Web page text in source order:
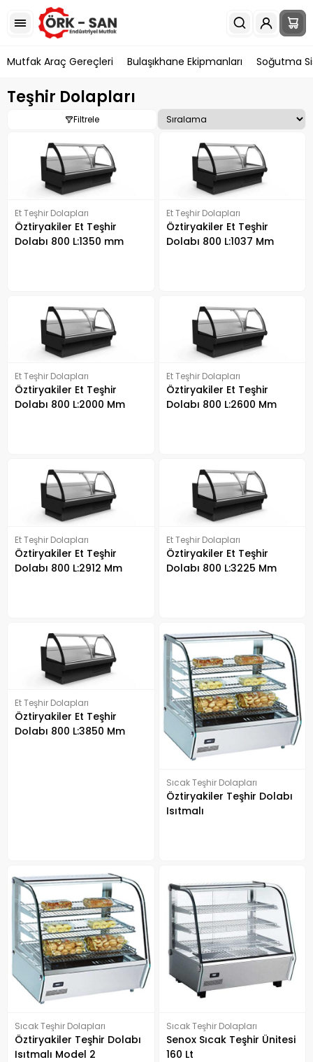
Mutfak Araç Gereçleri Bulaşıkhane Ekipmanları Soğutma
Teşhir Dolapları
Filtrele
Et Teşhir Dolapları
Öztiryakiler Et Teşhir
Dolabı 800 L:1350 mm
Et Teşhir Dolapları
Öztiryakiler Et Teşhir
Dolabı 800 L:1037 Mm
Et Teşhir Dolapları
Öztiryakiler Et Teşhir
Dolabı 800 L:2000 Mm
Et Teşhir Dolapları
Öztiryakiler Et Teşhir
Dolabı 800 L:2600 Mm
Et Teşhir Dolapları
Öztiryakiler Et Teşhir
Dolabı 800 L:2912 Mm
Et Teşhir Dolapları
Öztiryakiler Et Teşhir
Dolabı 800 L:3225 Mm
Et Teşhir Dolapları
Öztiryakiler Et Teşhir
Dolabı 800 L:3850 Mm
Sıcak Teşhir Dolapları
Öztiryakiler Teşhir Dolabı
Isıtmalı
Sıcak Teşhir Dolapları
Öztiryakiler Teşhir Dolabı
Isıtmalı Model 2
Sıcak Teşhir Dolapları
Senox Sıcak Teşhir Ünitesi
160 Lt